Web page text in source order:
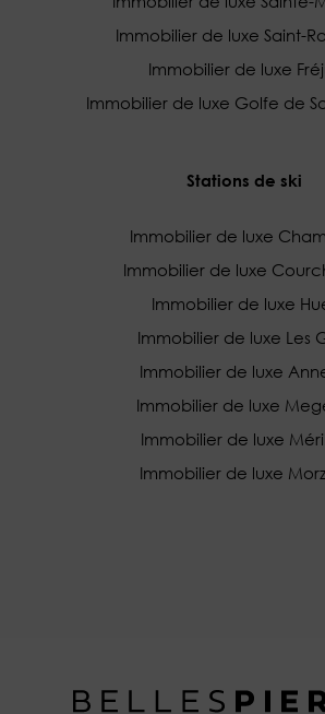
Immobilier de luxe Saint-
Immobilier de luxe
Immobilier de luxe Golfe de
Stations de ski
Immobilier de luxe
Immobilier de luxe
Immobilier de luxe
Immobilier de luxe Les
Immobilier de luxe
Immobilier de luxe
Immobilier de luxe
Immobilier de luxe